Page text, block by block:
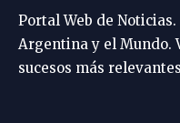
Portal Web de
Argentina y el Mundo.
sucesos más